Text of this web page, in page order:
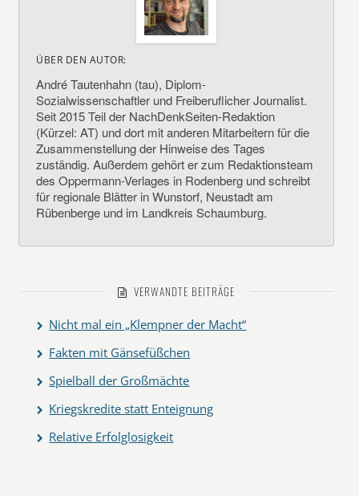
ÜBER DEN AUTOR:
André Tautenhahn (tau), Diplom-
Sozialwissenschaftler und Freiberuflicher Journalist.
Seit 2015 Teil der NachDenkSeiten-Redaktion
(Kürzel: AT) und dort mit anderen Mitarbeitern für die
Zusammenstellung der Hinweise des Tages
zuständig. Außerdem gehört er zum Redaktionsteam
des Oppermann-Verlages in Rodenberg und schreibt
für regionale Blätter in Wunstorf, Neustadt am
Rübenberge und im Landkreis Schaumburg.
VERWANDTE BEITRÄGE
Nicht mal ein „Klempner der Macht“
Fakten mit Gänsefüßchen
Spielball der Großmächte
Kriegskredite statt Enteignung
Relative Erfolglosigkeit